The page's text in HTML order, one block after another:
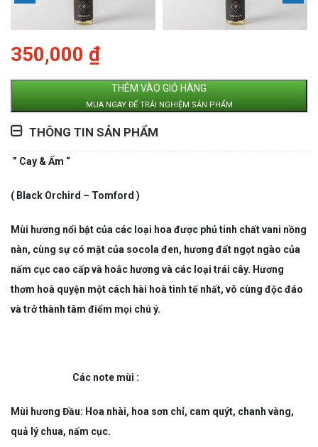
350,000 ₫
THÊM VÀO GIỎ HÀNG
MUA NGAY ĐỂ TRẢI NGHIỆM SẢN PHẨM
THÔNG TIN SẢN PHẨM
” Cay & Ấm “
( Black Orchird – Tomford )
Mùi hương nổi bật của các loại hoa được phủ tinh chất vani nồng
nàn, cùng sự có mặt của socola đen, hương đất ngọt ngào của
nấm cục cao cấp và hoắc hương và các loại trái cây. Hương
thơm hoà quyện một cách hài hoà tinh tế nhất, vô cùng độc đáo
và trở thành tâm điểm mọi chú ý.
Các note mùi :
Mùi hương Đầu: Hoa nhài, hoa sơn chỉ, cam quýt, chanh vàng,
quả lý chua, nấm cục.